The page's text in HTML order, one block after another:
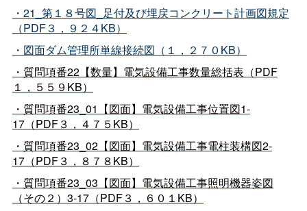
・21_第１８号図_足付及び埋戻コンクリート計画図規定
（PDF３，９２４KB）
・図面ダム管理所単線接続図（１，２７０KB）
・質問項番22【数量】電気設備工事数量総括表（PDF
１，５５９KB）
・質問項番23_01【図面】電気設備工事位置図1-
17（PDF３，４７５KB）
・質問項番23_02【図面】電気設備工事電柱装構図2-
17（PDF３，８７８KB）
・質問項番23_03【図面】電気設備工事照明機器姿図
（その２）3-17（PDF３，６０１KB）